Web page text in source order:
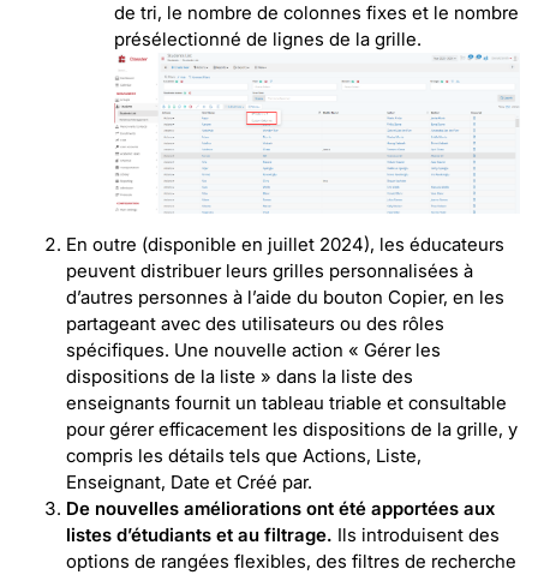
de tri, le nombre de colonnes fixes et le nombre
présélectionné de lignes de la grille.
En outre (disponible en juillet 2024), les éducateurs
peuvent distribuer leurs grilles personnalisées à
d’autres personnes à l’aide du bouton Copier, en les
partageant avec des utilisateurs ou des rôles
spécifiques. Une nouvelle action « Gérer les
dispositions de la liste » dans la liste des
enseignants fournit un tableau triable et consultable
pour gérer efficacement les dispositions de la grille, y
compris les détails tels que Actions, Liste,
Enseignant, Date et Créé par.
De nouvelles améliorations ont été apportées aux
listes d’étudiants et au filtrage. Ils introduisent des
options de rangées flexibles, des filtres de recherche